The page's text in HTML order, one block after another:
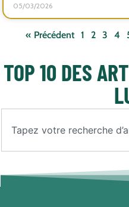
05/03/2026
« Précédent 1 2 3 4
TOP 10 DES